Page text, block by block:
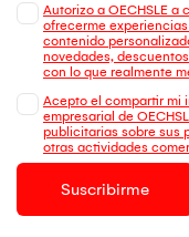
Autorizo a OECHSLE
ofrecerme
contenido
novedades,
con lo que realmente
Acepto el compartir mi
empresarial de
publicitarias sobre sus
otras actividades
Suscribirme